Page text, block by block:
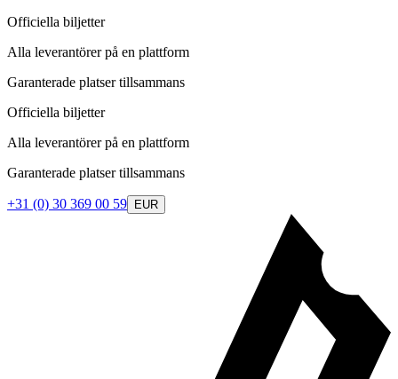
Officiella biljetter
Alla leverantörer på en plattform
Garanterade platser tillsammans
Officiella biljetter
Alla leverantörer på en plattform
Garanterade platser tillsammans
+31 (0) 30 369 00 59 EUR